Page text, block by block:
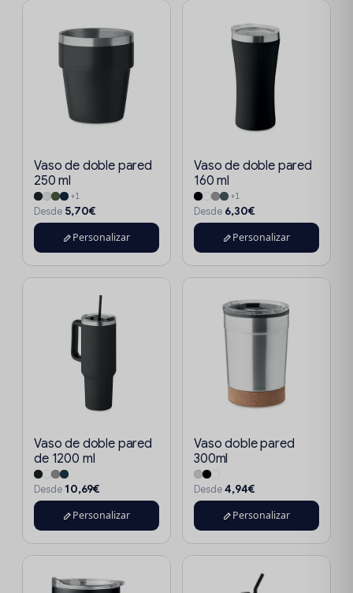
Vaso de doble pared
250 ml
+1
Desde 5,70€
Personalizar
Vaso de doble pared
160 ml
+1
Desde 6,30€
Personalizar
Vaso de doble pared
de 1200 ml
Desde 10,69€
Personalizar
Vaso doble pared
300ml
Desde4,94€
Personalizar